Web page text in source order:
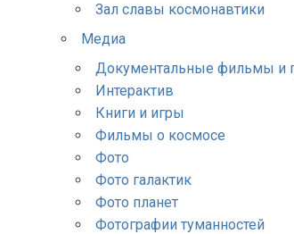
Зал славы космонавтики
Медиа
Документальные фильмы и
Интерактив
Книги и игры
Фильмы о космосе
Фото
Фото галактик
Фото планет
Фотографии туманностей